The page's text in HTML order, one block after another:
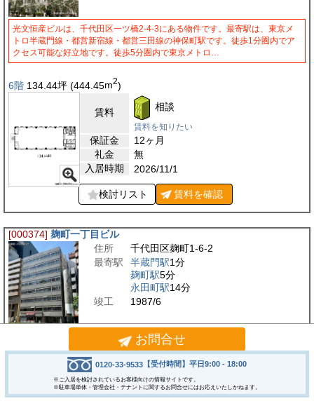
光文恒産ビルは、千代田区一ツ橋2-4-3にある物件です。最寄駅は、東京メ
トロ半蔵門線・都営新宿線・都営三田線の神保町駅です。徒歩1分圏内でア
クセス可能な好立地です。徒歩5分圏内で東京メトロ…
6階 134.44坪 (444.45m2)
賃料 相談
賃料を知りたい
保証金
12ヶ月
礼金
無
入居時期
2026/11/1
検討リスト 賃料を確認
[000374] 麹町一丁目ビル
住所
千代田区麹町1-6-2
最寄駅
半蔵門駅1分
麹町駅5分
永田町駅14分
竣工
1987/6
麹町一丁目ビルは、東京都千代田区麹町1-6-2に位置する駅近の好立地ビル
です。東京メトロ半蔵門線半蔵門駅から徒歩1分と駅からのアクセスの良さ
を誇ります。また有楽町線麹町駅から徒歩5分、南北…
お問合せ
0120-33-9533 【受付時間】平日9:00 - 18:00
※ご入居を検討されているお客様向けの情報サイトです。
※駐車場単体・管理会社・テナントに関するお問合せにはお応えいたしかねます。